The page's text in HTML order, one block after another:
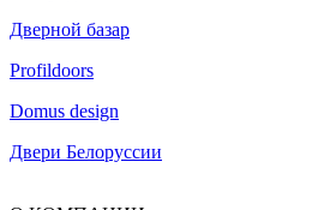
Дверной базар
Profildoors
Domus design
Двери Белоруссии